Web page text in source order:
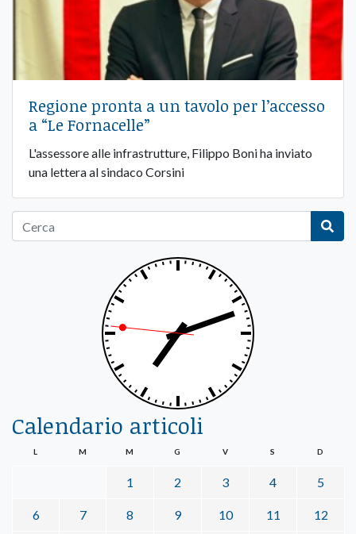
Regione pronta a un tavolo per l’accesso
a “Le Fornacelle”
L'assessore alle infrastrutture, Filippo Boni ha inviato
una lettera al sindaco Corsini
Calendario articoli
L M M G V S D
1 2 3 4 5
6 7 8 9 10 11 12